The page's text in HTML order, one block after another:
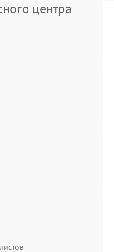
центра